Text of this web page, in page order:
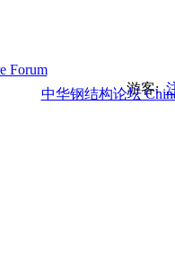
游客:
中华钢结构论坛